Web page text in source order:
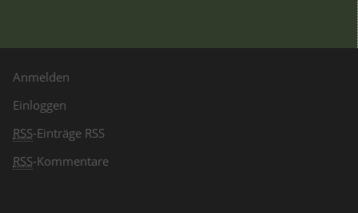
Anmelden
Einloggen
RSS-Einträge RSS
RSS-Kommentare